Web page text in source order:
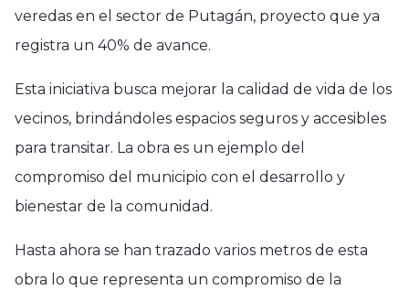
veredas en el sector de Putagán, proyecto que ya
registra un 40% de avance.
Esta iniciativa busca mejorar la calidad de vida de los
vecinos, brindándoles espacios seguros y accesibles
para transitar. La obra es un ejemplo del
compromiso del municipio con el desarrollo y
bienestar de la comunidad.
Hasta ahora se han trazado varios metros de esta
obra lo que representa un compromiso de la
Región del Maule